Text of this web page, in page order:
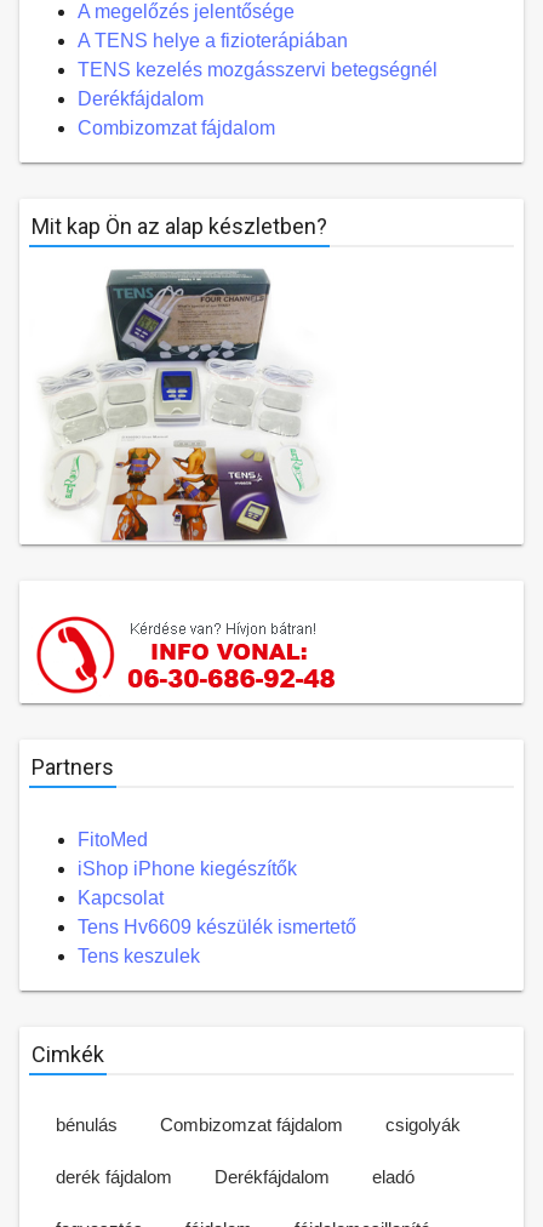
A megelőzés jelentősége
A TENS helye a fizioterápiában
TENS kezelés mozgásszervi betegségnél
Derékfájdalom
Combizomzat fájdalom
Mit kap Ön az alap készletben?
Partners
FitoMed
iShop iPhone kiegészítők
Kapcsolat
Tens Hv6609 készülék ismertető
Tens keszulek
Cimkék
bénulás Combizomzat fájdalom csigolyák
derék fájdalom Derékfájdalom eladó